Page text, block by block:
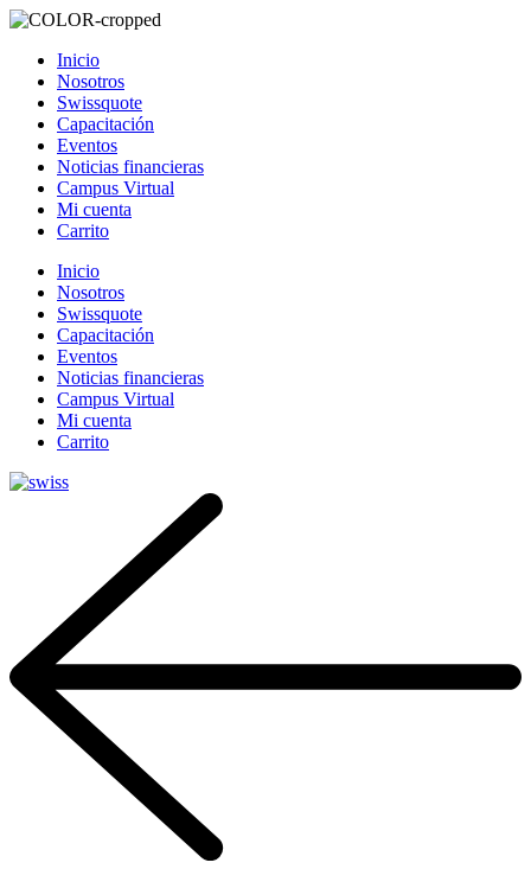
Inicio
Nosotros
Swissquote
Capacitación
Eventos
Noticias financieras
Campus Virtual
Mi cuenta
Carrito
Inicio
Nosotros
Swissquote
Capacitación
Eventos
Noticias financieras
Campus Virtual
Mi cuenta
Carrito